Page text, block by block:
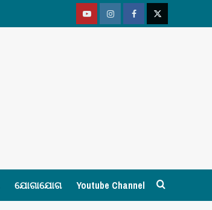
YoutubeVimeoFacebookTwitter
ଯୋଗାଯୋଗ Youtube Channel